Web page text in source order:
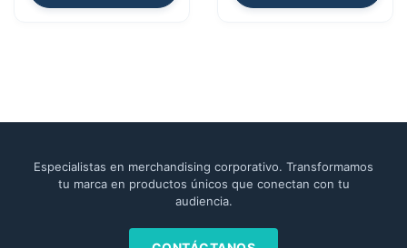
Especialistas en merchandising corporativo. Transformamos
tu marca en productos únicos que conectan con tu
audiencia.